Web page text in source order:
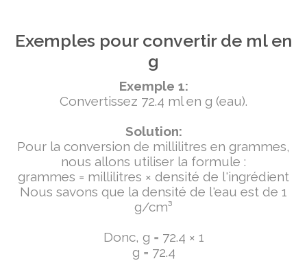
Exemples pour convertir de ml en
g
Exemple 1:
Convertissez 72.4 ml en g (eau).
Solution:
Pour la conversion de millilitres en grammes,
nous allons utiliser la formule :
grammes = millilitres × densité de l'ingrédient
Nous savons que la densité de l'eau est de 1
g/cm³
Donc, g = 72.4 × 1
g = 72.4